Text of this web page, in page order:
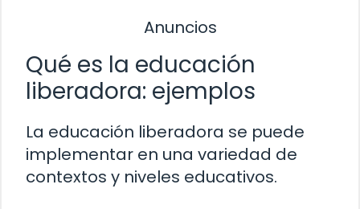
Anuncios
Qué es la educación
liberadora: ejemplos
La educación liberadora se puede
implementar en una variedad de
contextos y niveles educativos.